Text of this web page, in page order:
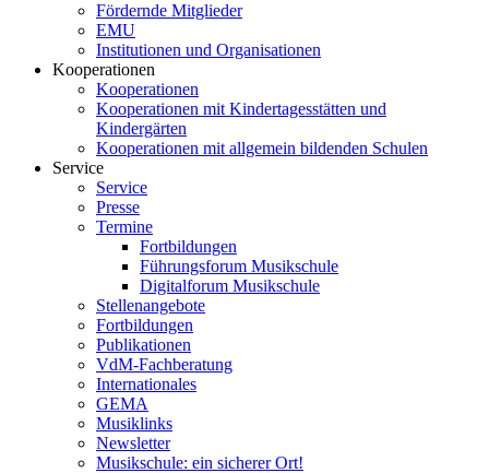
Fördernde Mitglieder
EMU
Institutionen und Organisationen
Kooperationen
Kooperationen
Kooperationen mit Kindertagesstätten und
Kindergärten
Kooperationen mit allgemein bildenden Schulen
Service
Service
Presse
Termine
Fortbildungen
Führungsforum Musikschule
Digitalforum Musikschule
Stellenangebote
Fortbildungen
Publikationen
VdM-Fachberatung
Internationales
GEMA
Musiklinks
Newsletter
Musikschule: ein sicherer Ort!